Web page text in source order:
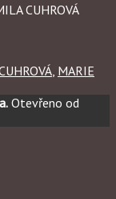
CUHROVÁ
MARIE
Otevřeno od